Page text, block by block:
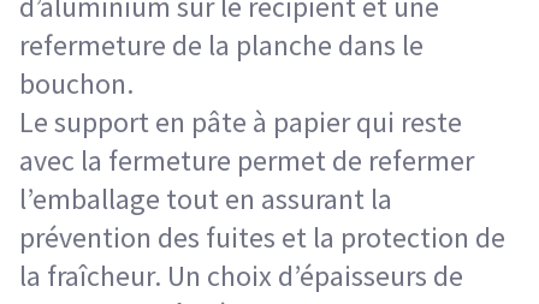
refermeture de la planche dans le
bouchon.
Le support en pâte à papier qui reste
avec la fermeture permet de refermer
l’emballage tout en assurant la
prévention des fuites et la protection de
la fraîcheur. Un choix d’épaisseurs de